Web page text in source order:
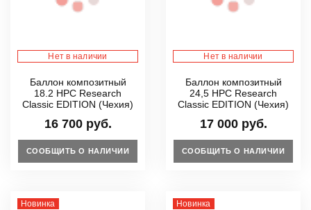
Нет в наличии
Баллон композитный
18.2 HPC Research
Classic EDITION (Чехия)
16 700 руб.
СООБЩИТЬ О НАЛИЧИИ
Нет в наличии
Баллон композитный
24,5 HPC Research
Classic EDITION (Чехия)
17 000 руб.
СООБЩИТЬ О НАЛИЧИИ
Новинка Новинка